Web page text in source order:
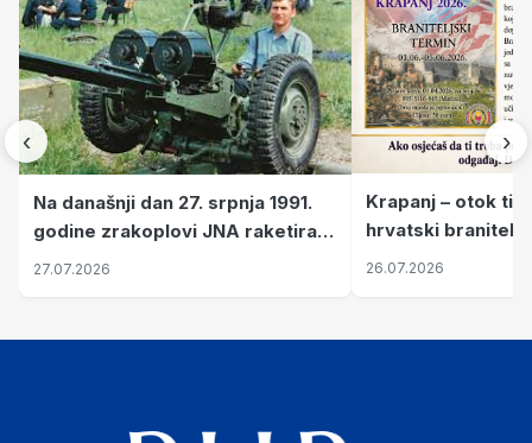
‹
Na današnji dan 27. srpnja 1991.
godine zrakoplovi JNA raketirali
su vojarnu i obučni centar "Nikola
27.07.2026
Krapanj – otok
hrvatski branitelji
pronalaze mir
26.07.2026
›